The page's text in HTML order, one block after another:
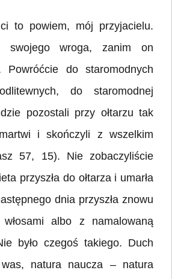
to powiem, mój przyjacielu.
swojego wroga, zanim on
Powróćcie do staromodnych
do staromodnej
pozostali przy ołtarzu tak
i skończyli z wszelkim
57, 15). Nie zobaczyliście
przyszła do ołtarza i umarła
dnia przyszła znowu
albo z namalowaną
było czegoś takiego. Duch
natura naucza – natura